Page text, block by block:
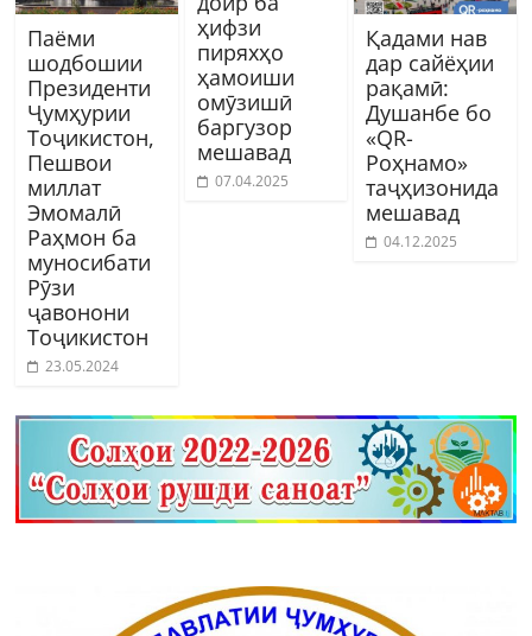
Паёми
шодбошии
Президенти
Ҷумҳурии
Тоҷикистон,
Пешвои
миллат
Эмомалӣ
Раҳмон ба
муносибати
Рӯзи
ҷавонони
Тоҷикистон
23.05.2024
ҳифзи
пиряхҳо
ҳамоиши
омӯзишӣ
баргузор
мешавад
07.04.2025
Қадами нав
дар сайёҳии
рақамӣ:
Душанбе бо
«QR-
Роҳнамо»
таҷҳизонида
мешавад
04.12.2025